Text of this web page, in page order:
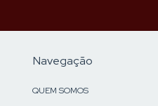
Navegação
QUEM SOMOS